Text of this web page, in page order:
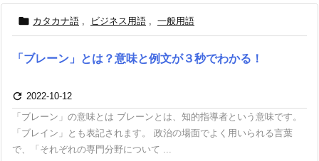
 カタカナ語 , ビジネス用語 , 一般用語
「ブレーン」とは？意味と例文が３秒でわかる！
 2022-10-12
「ブレーン」の意味とは ブレーンとは、知的指導者という意味です。
「ブレイン」とも表記されます。 政治の場面でよく用いられる言葉
で、「それぞれの専門分野について ...